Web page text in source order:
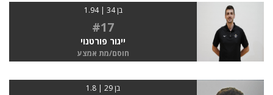
בן 34 | 1.94
#17
ייגור פורטנוי
חוסם/מת אמצע
בן 29 | 1.8